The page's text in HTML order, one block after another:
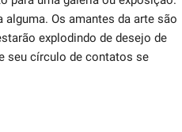
Os amantes da arte são
explodindo de desejo de
seu círculo de contatos se